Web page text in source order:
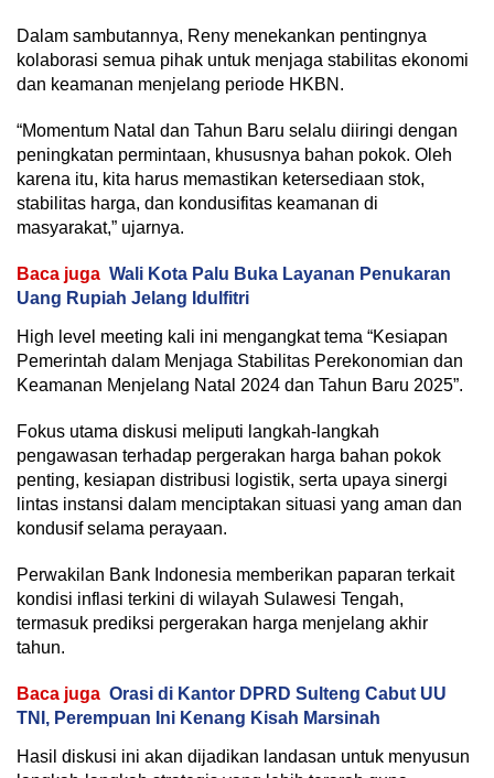
Dalam sambutannya, Reny menekankan pentingnya
kolaborasi semua pihak untuk menjaga stabilitas ekonomi
dan keamanan menjelang periode HKBN.
“Momentum Natal dan Tahun Baru selalu diiringi dengan
peningkatan permintaan, khususnya bahan pokok. Oleh
karena itu, kita harus memastikan ketersediaan stok,
stabilitas harga, dan kondusifitas keamanan di
masyarakat,” ujarnya.
Baca juga Wali Kota Palu Buka Layanan Penukaran
Uang Rupiah Jelang Idulfitri
High level meeting kali ini mengangkat tema “Kesiapan
Pemerintah dalam Menjaga Stabilitas Perekonomian dan
Keamanan Menjelang Natal 2024 dan Tahun Baru 2025”.
Fokus utama diskusi meliputi langkah-langkah
pengawasan terhadap pergerakan harga bahan pokok
penting, kesiapan distribusi logistik, serta upaya sinergi
lintas instansi dalam menciptakan situasi yang aman dan
kondusif selama perayaan.
Perwakilan Bank Indonesia memberikan paparan terkait
kondisi inflasi terkini di wilayah Sulawesi Tengah,
termasuk prediksi pergerakan harga menjelang akhir
tahun.
Baca juga Orasi di Kantor DPRD Sulteng Cabut UU
TNI, Perempuan Ini Kenang Kisah Marsinah
Hasil diskusi ini akan dijadikan landasan untuk menyusun